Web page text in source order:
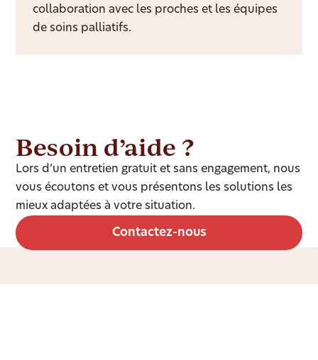
collaboration avec les proches et les équipes
de soins palliatifs.
Besoin d’aide ?
Lors d’un entretien gratuit et sans engagement, nous
vous écoutons et vous présentons les solutions les
mieux adaptées à votre situation.
Contactez-nous